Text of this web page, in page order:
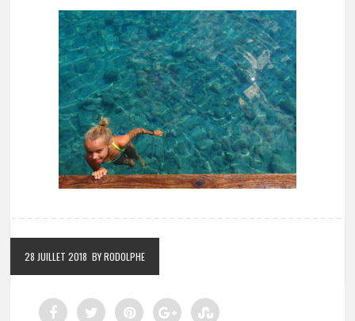
28 JUILLET 2018 BY RODOLPHE